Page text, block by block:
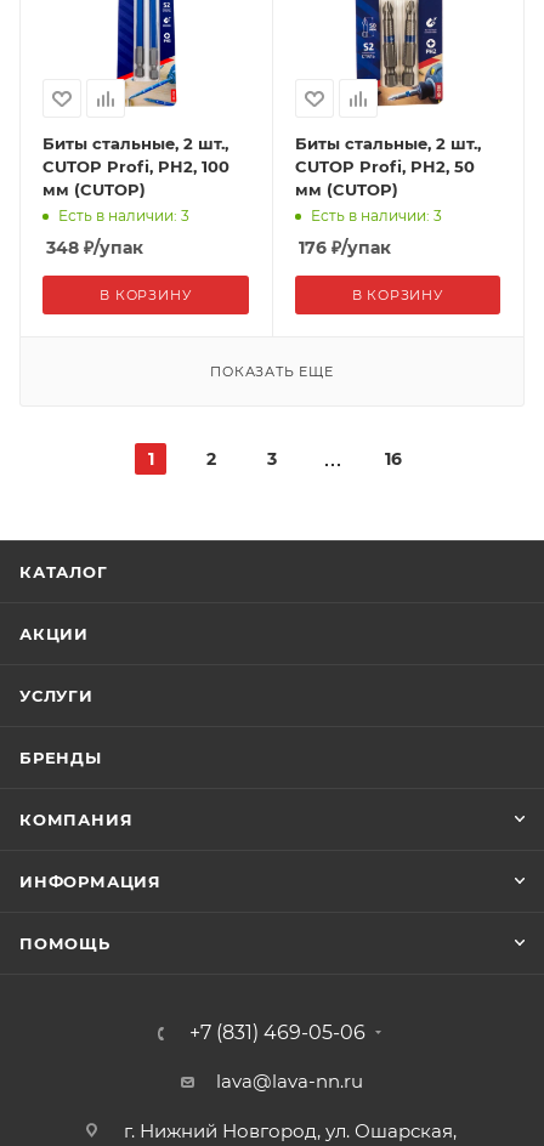
Биты стальные, 2 шт.,
CUTOP Profi, PH2, 100
мм (CUTOP)
Есть в наличии: 3
348 ₽/упак
В КОРЗИНУ
Биты стальные, 2 шт.,
CUTOP Profi, PH2, 50
мм (CUTOP)
Есть в наличии: 3
176₽/упак
В КОРЗИНУ
ПОКАЗАТЬ ЕЩЕ
1 2 3 16
КАТАЛОГ
АКЦИИ
УСЛУГИ
БРЕНДЫ
КОМПАНИЯ
ИНФОРМАЦИЯ
ПОМОЩЬ
+7 (831) 469-05-06
lava@lava-nn.ru
г. Нижний Новгород, ул. Ошарская,